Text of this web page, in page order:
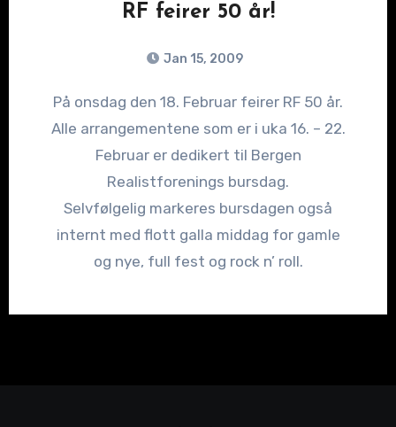
RF feirer 50 år!
Jan 15, 2009
På onsdag den 18. Februar feirer RF 50 år.
Alle arrangementene som er i uka 16. – 22.
Februar er dedikert til Bergen
Realistforenings bursdag.
Selvfølgelig markeres bursdagen også
internt med flott galla middag for gamle
og nye, full fest og rock n’ roll.